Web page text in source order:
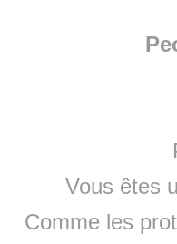
Vous êtes
Comme les